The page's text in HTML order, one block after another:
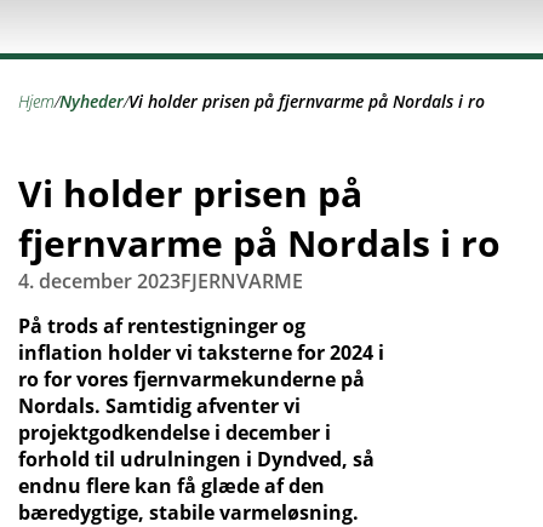
hjem/ nyheder/ Vi holder prisen på fjernvarme på Nordals i ro
Vi holder prisen på
fjernvarme på Nordals i ro
4. december 2023FJERNVARME
På trods af rentestigninger og
inflation holder vi taksterne for 2024 i
ro for vores fjernvarmekunderne på
Nordals. Samtidig afventer vi
projektgodkendelse i december i
forhold til udrulningen i Dyndved, så
endnu flere kan få glæde af den
bæredygtige, stabile varmeløsning.